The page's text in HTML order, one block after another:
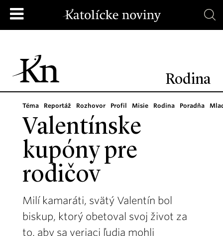
Rodina
Téma Reportáž Rozhovor Profil Misie Rodina Poradňa
Valentínske
kupóny pre
rodičov
Milí kamaráti, svätý Valentín bol
biskup, ktorý obetoval svoj život za
to, aby sa veriaci ľudia mohli